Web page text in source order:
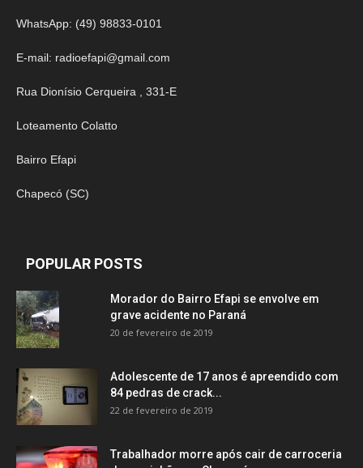
WhatsApp: (49) 98833-0101
E-mail: radioefapi@gmail.com
Rua Dionísio Cerqueira , 331-E
Loteamento Colatto
Bairro Efapi
Chapecó (SC)
POPULAR POSTS
Morador do Bairro Efapi se envolve em
grave acidente no Paraná
20 de fevereiro de 2019
Adolescente de 17 anos é apreendido com
84 pedras de crack...
22 de fevereiro de 2019
Trabalhador morre após cair de carroceria